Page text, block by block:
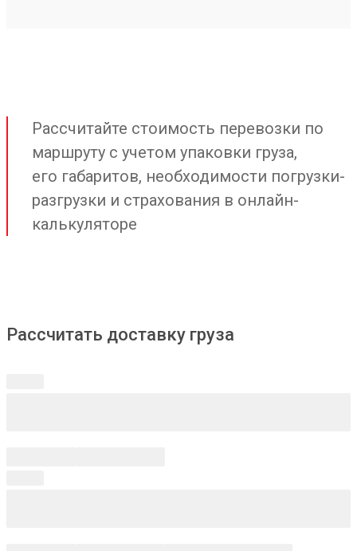
Рассчитайте стоимость перевозки по
маршруту с учетом упаковки груза,
его габаритов, необходимости погрузки-
разгрузки и страхования в онлайн-
калькуляторе
Рассчитать доставку груза